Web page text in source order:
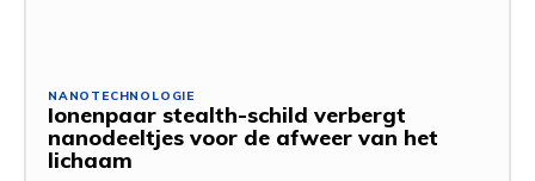
NANOTECHNOLOGIE
Ionenpaar stealth-schild verbergt
nanodeeltjes voor de afweer van het
lichaam